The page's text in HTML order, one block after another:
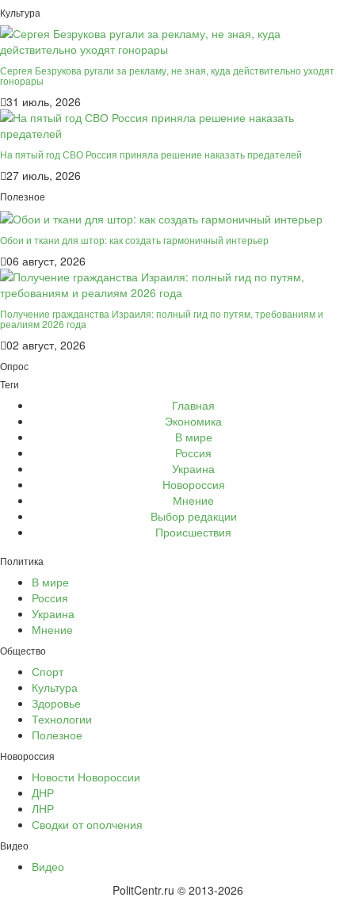
Культура
Сергея Безрукова ругали за рекламу, не зная, куда действительно уходят
гонорары
31 июль, 2026
На пятый год СВО Россия приняла решение наказать предателей
27 июль, 2026
Полезное
Обои и ткани для штор: как создать гармоничный интерьер
06 август, 2026
Получение гражданства Израиля: полный гид по путям, требованиям и
реалиям 2026 года
02 август, 2026
Опрос
Теги
Главная
Экономика
В мире
Россия
Украина
Новороссия
Мнение
Выбор редакции
Происшествия
Политика
В мире
Россия
Украина
Мнение
Общество
Спорт
Культура
Здоровье
Технологии
Полезное
Новороссия
Новости Новороссии
ДНР
ЛНР
Сводки от ополчения
Видео
Видео
PolitCentr.ru © 2013-2026